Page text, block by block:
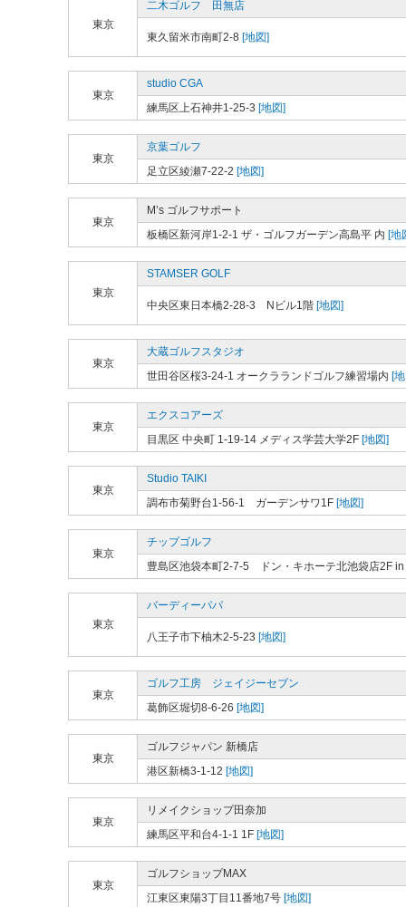
東京
二木ゴルフ 田無店
東久留米市南町2-8 [地図]
東京
studio CGA
練馬区上石神井1-25-3 [地図]
東京
京葉ゴルフ
足立区綾瀬7-22-2 [地図]
東京
M’s ゴルフサポート
板橋区新河岸1-2-1 ザ・ゴルフガーデン高島平 内 [地
東京
STAMSER GOLF
中央区東日本橋2-28-3 Nビル1階 [地図]
東京
大蔵ゴルフスタジオ
世田谷区桜3-24-1 オークラランドゴルフ練習場内 [
東京
エクスコアーズ
目黒区 中央町 1-19-14 メディス学芸大学2F [地図]
東京
Studio TAIKI
調布市菊野台1-56-1 ガーデンサワ1F [地図]
東京
チップゴルフ
豊島区池袋本町2-7-5 ドン・キホーテ北池袋店2F in
東京
バーディーパパ
八王子市下柚木2-5-23 [地図]
東京
ゴルフ工房 ジェイジーセブン
葛飾区堀切8-6-26 [地図]
東京
ゴルフジャパン 新橋店
港区新橋3-1-12 [地図]
東京
リメイクショップ田奈加
練馬区平和台4-1-1 1F [地図]
東京
ゴルフショップMAX
江東区東陽3丁目11番地7号 [地図]